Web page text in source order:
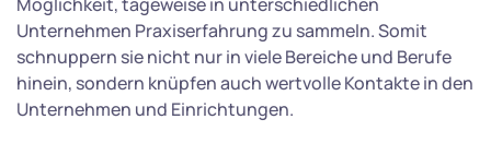
Unternehmen Praxiserfahrung zu sammeln. Somit
schnuppern sie nicht nur in viele Bereiche und Berufe
hinein, sondern knüpfen auch wertvolle Kontakte in den
Unternehmen und Einrichtungen.